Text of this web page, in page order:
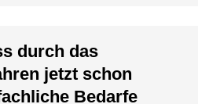
durch das
jetzt schon
Bedarfe